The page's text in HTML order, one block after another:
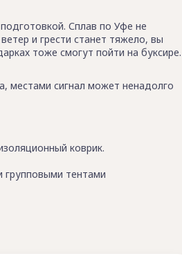
Сплав по Уфе не
и грести станет тяжело, вы
тоже смогут пойти на буксире.
местами сигнал может ненадолго
коврик.
групповыми тентами